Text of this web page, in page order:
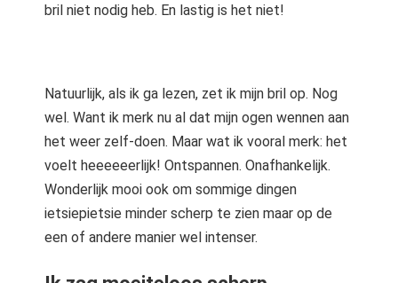
bril niet nodig heb. En lastig is het niet!
Natuurlijk, als ik ga lezen, zet ik mijn bril op. Nog
wel. Want ik merk nu al dat mijn ogen wennen aan
het weer zelf-doen. Maar wat ik vooral merk: het
voelt heeeeeerlijk! Ontspannen. Onafhankelijk.
Wonderlijk mooi ook om sommige dingen
ietsiepietsie minder scherp te zien maar op de
een of andere manier wel intenser.